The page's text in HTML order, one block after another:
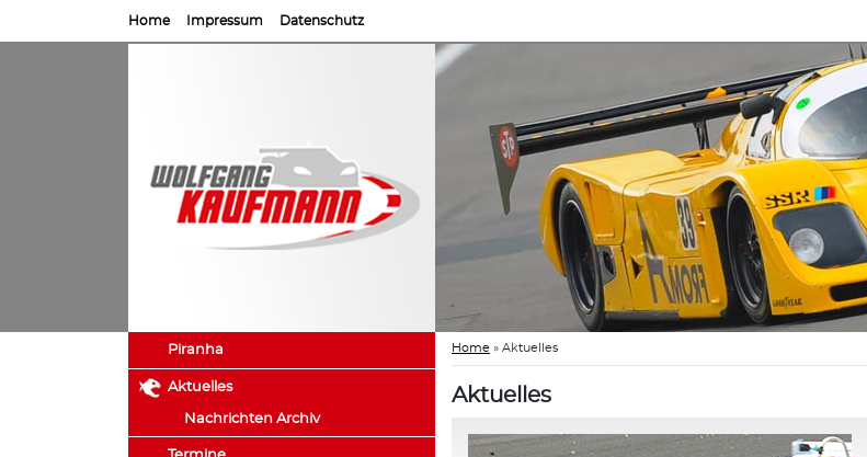
Home Impressum Datenschutz
Piranha
Aktuelles
Nachrichten Archiv
Home » Aktuelles
Aktuelles